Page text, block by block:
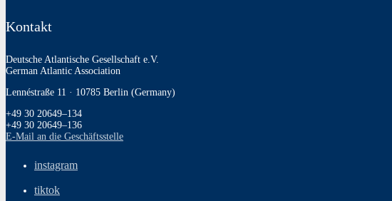
Kontakt
Deutsche Atlantische Gesellschaft e.V.
German Atlantic Association
Lennéstraße 11 · 10785 Berlin (Germany)
+49 30 20649–134
+49 30 20649–136
E‑Mail an die Geschäftsstelle
instagram
tiktok